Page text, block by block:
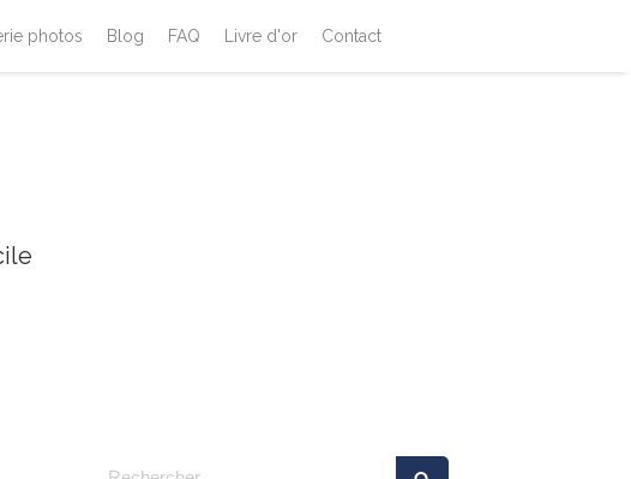
photos Blog FAQ Livre d'or Contact
Rechercher